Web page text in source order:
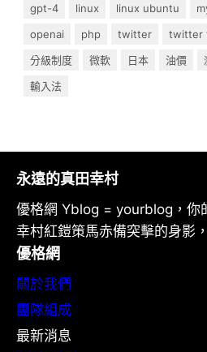
gpt-4
linux linux ubuntu
openai
php twitter twitter
分級制度
微軟 日本 油價
輸入法
永遠的真田幸村
優格網 Yblog = yourblog，你
幸村紅鎧策馬赤備突擊的身影
優格網
關於我們
團隊組成
最新消息